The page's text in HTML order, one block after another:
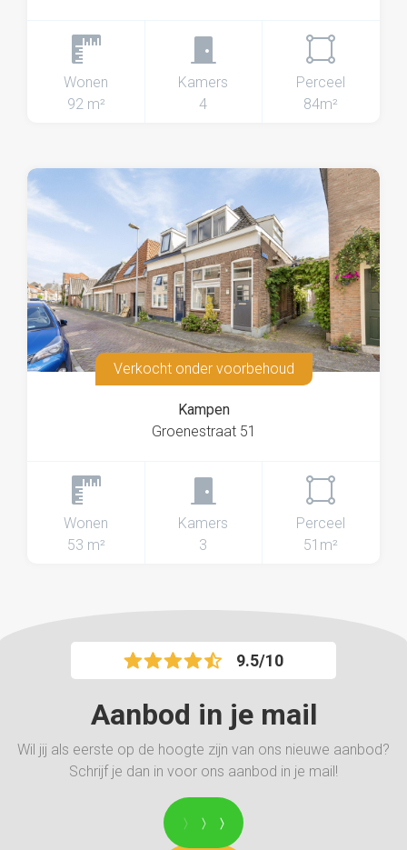
Wonen
92 m²
Kamers
4
Perceel
84m²
Verkocht onder voorbehoud
Kampen
Groenestraat 51
Wonen
53 m²
Kamers
3
Perceel
51m²
9.5/10
Aanbod in je mail
Wil jij als eerste op de hoogte zijn van ons nieuwe aanbod?
Schrijf je dan in voor ons aanbod in je mail!